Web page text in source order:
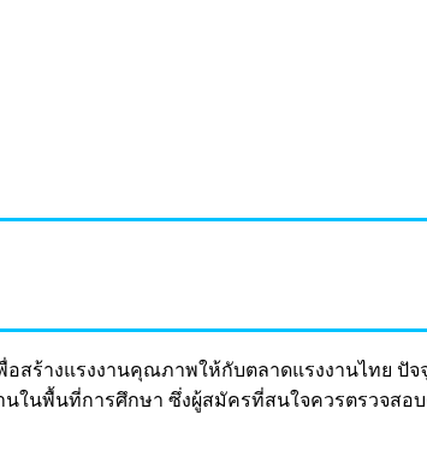
ร้างแรงงานคุณภาพให้กับตลาดแรงงานไทย ปัจ
ในพื้นที่การศึกษา ซึ่งผู้สมัครที่สนใจควรตรวจสอ